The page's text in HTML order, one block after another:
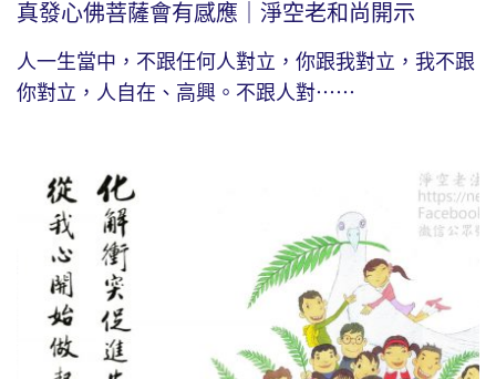
真發心佛菩薩會有感應｜淨空老和尚開示
人一生當中，不跟任何人對立，你跟我對立，我不跟
你對立，人自在、高興。不跟人對⋯⋯